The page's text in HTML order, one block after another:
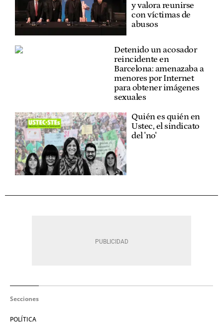
y valora reunirse
con víctimas de
abusos
Detenido un acosador
reincidente en
Barcelona: amenazaba a
menores por Internet
para obtener imágenes
sexuales
Quién es quién en
Ustec, el sindicato
del 'no'
Secciones
POLÍTICA